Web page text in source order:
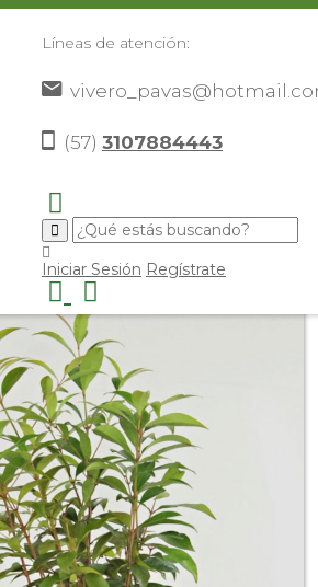
Líneas de atención:
(57) 3107884443
Iniciar Sesión Regístrate
Plantas> Plantas De Exterior>